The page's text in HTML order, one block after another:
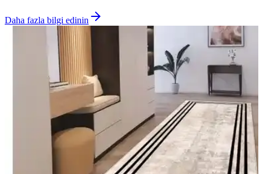
Daha fazla bilgi edinin